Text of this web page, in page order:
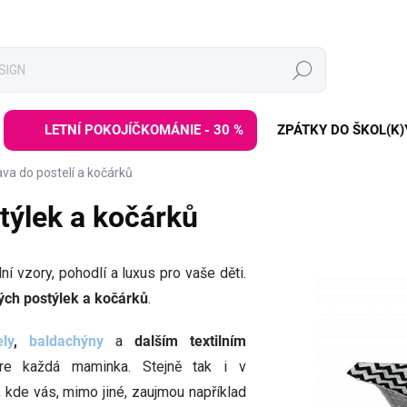
Hledat
LETNÍ POKOJÍČKOMÁNIE - 30 % ZPÁTKY DO
do postelí a kočárků
a kočárků
vzory, pohodlí a luxus pro vaše děti.
postýlek a kočárků.
, baldachýny adalším
textilním
každá maminka. Stejně tak i v
kde vás, mimo jiné, zaujmou například